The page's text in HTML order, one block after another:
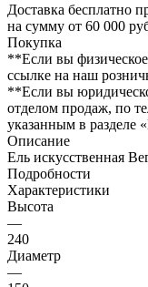
Доставка бесплатно
на сумму от 60 000
Покупка
**Если вы
ссылке на наш
**Если вы
отделом продаж, по
указанным в разделе
Описание
Ель искусственная
Подробности
Характеристики
Высота
—
240
Диаметр
—